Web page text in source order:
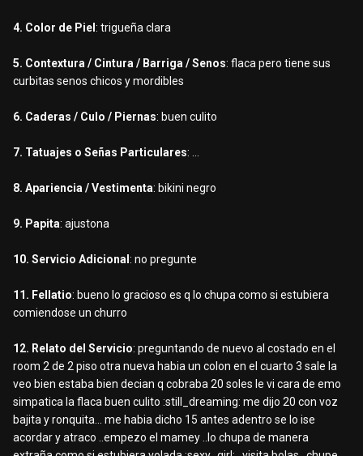
4. Color de Piel : trigueña clara
5. Contextura / Cintura / Barriga / Senos: flaca pero tiene sus
curbitas senos chicos y mordibles
6. Caderas / Culo / Piernas: buen culito
7. Tatuajes o Señas Particulares: ...
8. Apariencia / Vestimenta: bikini negro
9. Papita: ajustona
10. Servicio Adicional : no pregunte
11. Fellatio: bueno lo gracioso es q lo chupa como si estubiera
comiendose un churro
12. Relato del Servicio: preguntando de nuevo al costado en el
room 2 de 2 piso otra nueva habia un colon en el cuarto 3 sale la
veo bien estaba bien decian q cobraba 20 soles le vi cara de emo
simpatica la flaca buen culito :still_dreaming: me dijo 20 con voz
bajita y ronquita... me habia dicho 15 antes adentro se lo ise
acordar y atraco ..empezo el mamey ..lo chupa de manera